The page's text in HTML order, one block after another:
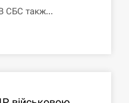
СБС такж...